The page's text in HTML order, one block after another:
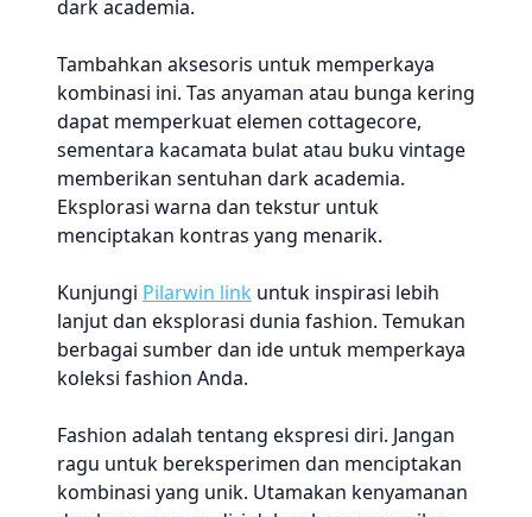
dark academia.
Tambahkan aksesoris untuk memperkaya
kombinasi ini. Tas anyaman atau bunga kering
dapat memperkuat elemen cottagecore,
sementara kacamata bulat atau buku vintage
memberikan sentuhan dark academia.
Eksplorasi warna dan tekstur untuk
menciptakan kontras yang menarik.
Kunjungi Pilarwin link untuk inspirasi lebih
lanjut dan eksplorasi dunia fashion. Temukan
berbagai sumber dan ide untuk memperkaya
koleksi fashion Anda.
Fashion adalah tentang ekspresi diri. Jangan
ragu untuk bereksperimen dan menciptakan
kombinasi yang unik. Utamakan kenyamanan